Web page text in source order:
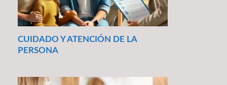
CUIDADO Y ATENCIÓN DE LA
PERSONA